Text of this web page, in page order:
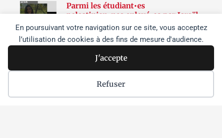
En poursuivant votre navigation sur ce site, vous acceptez
l’utilisation de cookies à des fins de mesure d'audience.
J'accepte
Refuser
Parmi les étudiant•es
palestinien•nes enlevé•es par Israël,
une athlète chrétienne et un
citoyenne américaine sont détenues
sans inculpation depuis les raids de
juin sur l’université de Birzeit
Lire la suite »